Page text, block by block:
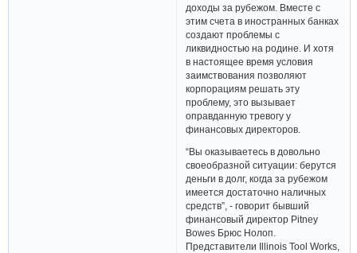
доходы за рубежом. Вместе с
этим счета в иностранных банках
создают проблемы с
ликвидностью на родине. И хотя
в настоящее время условия
заимствования позволяют
корпорациям решать эту
проблему, это вызывает
оправданную тревогу у
финансовых директоров.
“Вы оказываетесь в довольно
своеобразной ситуации: берутся
деньги в долг, когда за рубежом
имеется достаточно наличных
средств”, - говорит бывший
финансовый директор Pitney
Bowes Брюс Нолоп.
Представители Illinois Tool Works,